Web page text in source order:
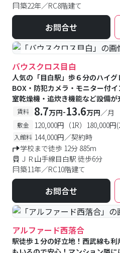
築22年／RC8階建て
お問合せ
#女性専用フロアあり
バウスクロス目白
人気の「目白駅」歩６分のハイ
BOX・防犯カメラ・モニター付
室乾燥機・追炊き機能など設備
リアは住みやすさ抜群♪
賃料 8.7万円-13.6万円／月
敷金 120,000円（1R）180,000
入館料 144,000円／契約時
学校まで徒歩 12分 885m
ＪＲ山手線目白駅 徒歩6分
築11年／RC10階建て
お問合せ
アルファード西落合
駅徒歩１分の好立地！西武線も利